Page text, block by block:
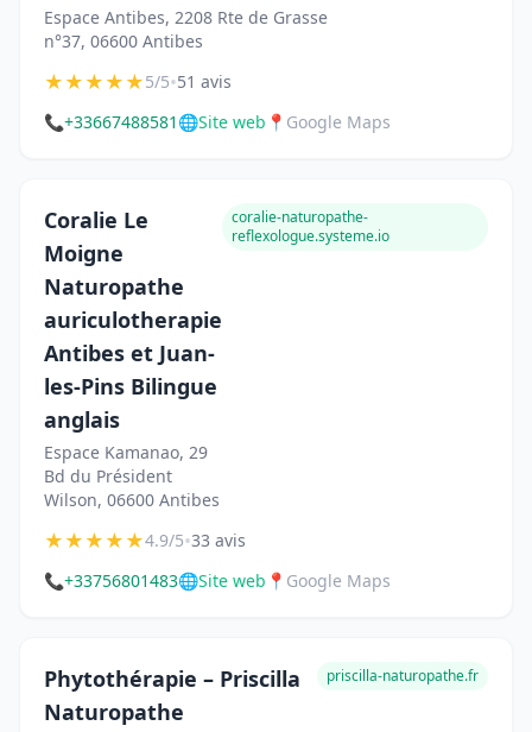
Espace Antibes, 2208 Rte de Grasse
n°37, 06600 Antibes
★★★★★5/5•51 avis
📞+33667488581 🌐Site web 📍 Google Maps
Coralie Le
Moigne
Naturopathe
auriculotherapie
Antibes et Juan-
les-Pins Bilingue
anglais
Espace Kamanao, 29
Bd du Président
Wilson, 06600 Antibes
coralie-naturopathe-
reflexologue.systeme.io
★★★★★4.9/5•33 avis
📞+33756801483🌐Site web 📍 Google Maps
Phytothérapie – Priscilla
Naturopathe
priscilla-naturopathe.fr